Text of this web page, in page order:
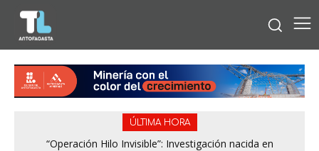
ÚLTIMA HORA
“Operación Hilo Invisible”: Investigación nacida en